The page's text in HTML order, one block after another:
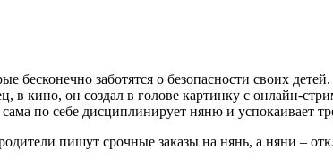
заботятся о безопасности своих
в кино, он создал в голове картинку с онлайн-
по себе дисциплинирует няню и успокаивает
пишут срочные заказы на нянь, а няни –